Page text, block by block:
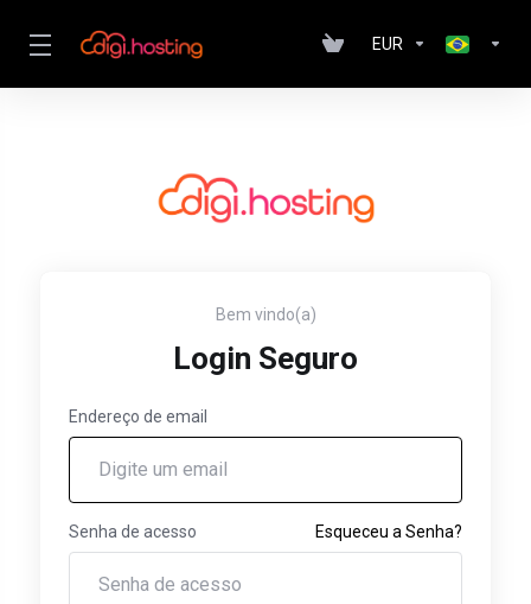
EUR
Bem vindo(a)
Login Seguro
Endereço de email
Senha de acesso Esqueceu a Senha?